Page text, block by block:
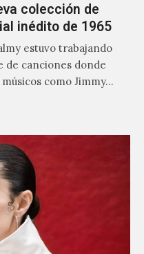
colección de
inédito de 1965
estuvo trabajando
de canciones donde
como Jimmy…